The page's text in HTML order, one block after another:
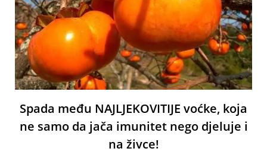
Spada među NAJLJEKOVITIJE voćke, koja
ne samo da jača imunitet nego djeluje i
na živce!